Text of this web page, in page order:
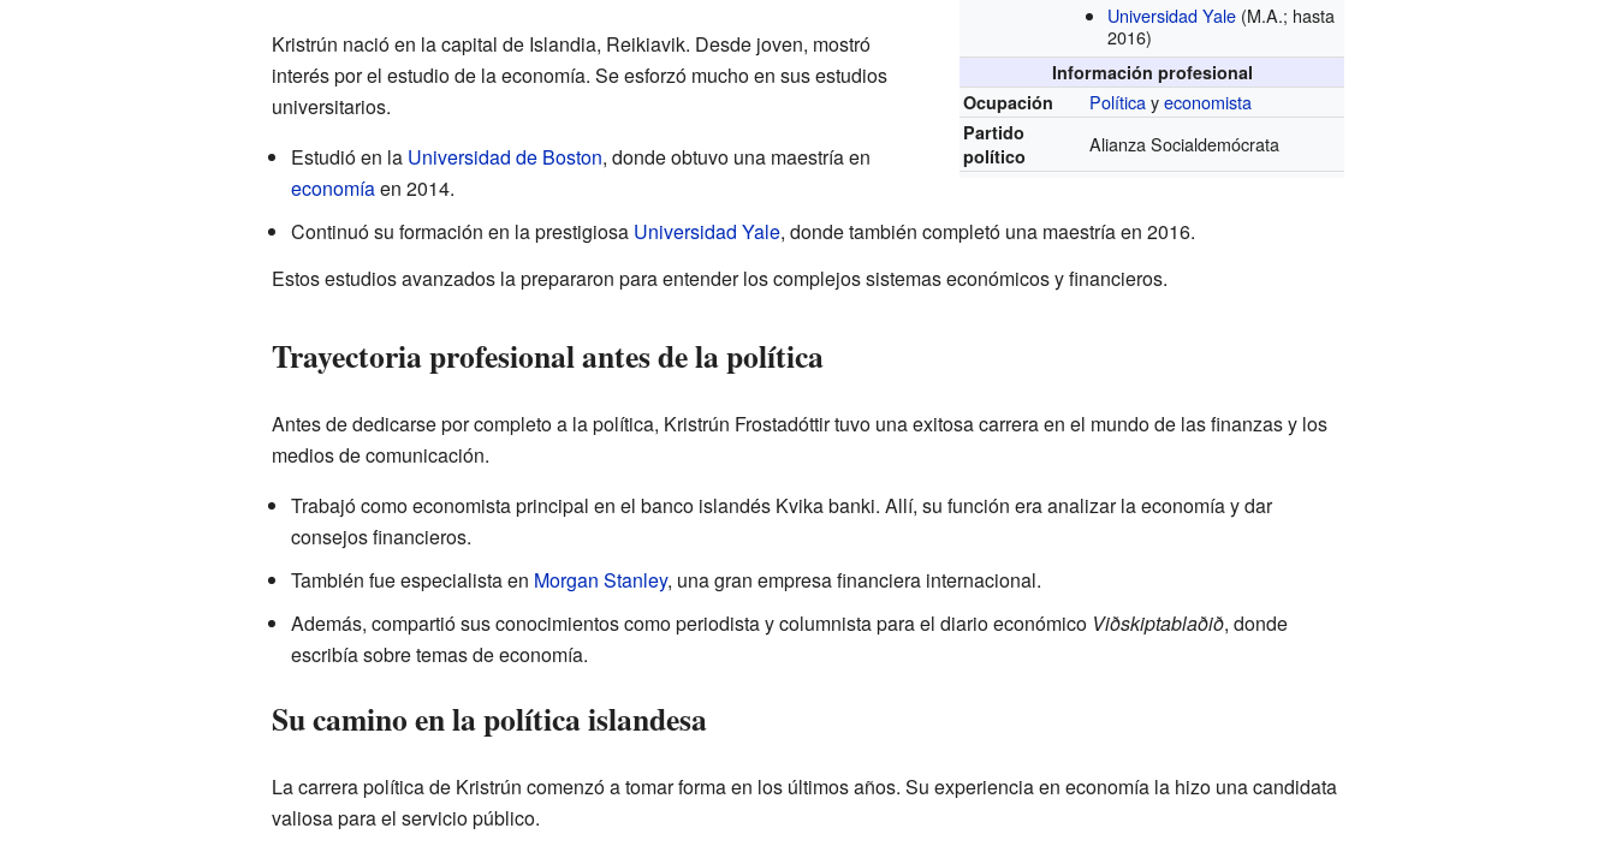
Universidad Yale (M.A.; hasta
2016)
Información profesional
Ocupación
Políticayeconomista
Partido
político
Alianza Socialdemócrata
Kristrún nació en la capital de Islandia, Reikiavik. Desde joven, mostró
interés por el estudio de la economía. Se esforzó mucho en sus estudios
universitarios.
Estudió en la Universidad de Boston, donde obtuvo una maestría en
economíaen 2014.
Continuó su formación en la prestigiosa Universidad Yale, donde también completó una maestría en 2016.
Estos estudios avanzados la prepararon para entender los complejos sistemas económicos y financieros.
Trayectoria profesional antes de la política
Antes de dedicarse por completo a la política, Kristrún Frostadóttir tuvo una exitosa carrera en el mundo de las finanzas y los
medios de comunicación.
Trabajó como economista principal en el banco islandés Kvika banki. Allí, su función era analizar la economía y dar
consejos financieros.
También fue especialista en Morgan Stanley, una gran empresa financiera internacional.
Además, compartió sus conocimientos como periodista y columnista para el diario económico Viðskiptablaðið, donde
escribía sobre temas de economía.
Su camino en la política islandesa
La carrera política de Kristrún comenzó a tomar forma en los últimos años. Su experiencia en economía la hizo una candidata
valiosa para el servicio público.